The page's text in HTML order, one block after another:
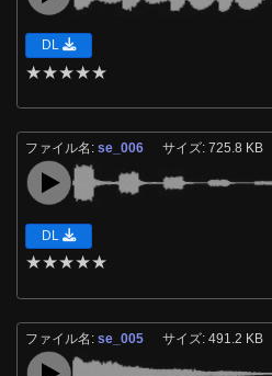
DL
★★★★★
ファイル名:se_006 サイズ: 725.8 KB
DL
★★★★★
ファイル名:se_005 サイズ: 491.2 KB